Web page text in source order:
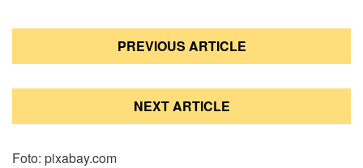
Кретање
PREVIOUS ARTICLE
NEXT ARTICLE
Foto: pixabay.com